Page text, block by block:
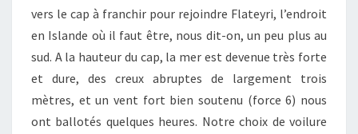
vers le cap à franchir pour rejoindre Flateyri, l’endroit
en Islande où il faut être, nous dit-on, un peu plus au
sud. A la hauteur du cap, la mer est devenue très forte
et dure, des creux abruptes de largement trois
mètres, et un vent fort bien soutenu (force 6) nous
ont ballotés quelques heures. Notre choix de voilure